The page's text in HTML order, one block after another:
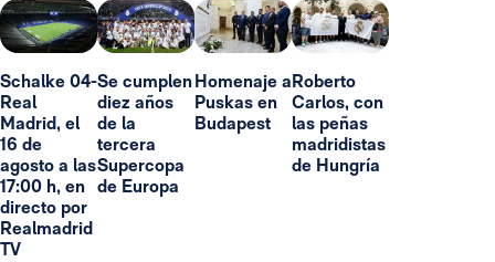
Schalke 04-
Real
Madrid, el
16 de
agosto a las
17:00 h, en
directo por
Realmadrid
TV
Se cumplen
diez años
de la
tercera
Supercopa
de Europa
Homenaje a
Puskas en
Budapest
Roberto
Carlos, con
las peñas
madridistas
de Hungría